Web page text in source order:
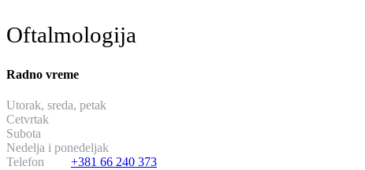
Oftalmologija
Radno vreme
Utorak, sreda, petak
Cetvrtak
Subota
Nedelja i ponedeljak
Telefon
+381 66 240 373